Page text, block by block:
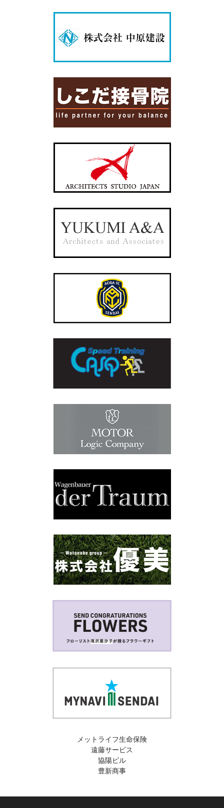
メットライフ生命保険
遠藤サービス
協陽ビル
豊新商事